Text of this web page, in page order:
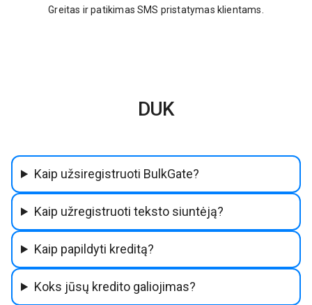
Greitas ir patikimas SMS pristatymas klientams.
DUK
Kaip užsiregistruoti BulkGate?
Kaip užregistruoti teksto siuntėją?
Kaip papildyti kreditą?
Koks jūsų kredito galiojimas?